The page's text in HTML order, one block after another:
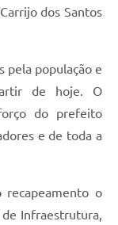
dos Santos
pela população e
de hoje. O
do prefeito
e de toda a
recapeamento o
Infraestrutura,